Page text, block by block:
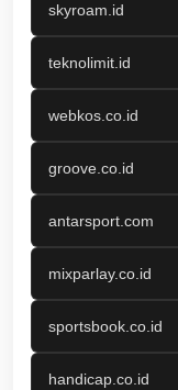
skyroam.id
teknolimit.id
webkos.co.id
groove.co.id
antarsport.com
mixparlay.co.id
sportsbook.co.id
handicap.co.id